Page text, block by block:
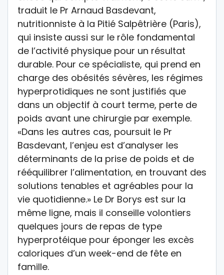
traduit le Pr Arnaud Basdevant,
nutritionniste à la Pitié Salpêtrière (Paris),
qui insiste aussi sur le rôle fondamental
de l’activité physique pour un résultat
durable. Pour ce spécialiste, qui prend en
charge des obésités sévères, les régimes
hyperprotidiques ne sont justifiés que
dans un objectif à court terme, perte de
poids avant une chirurgie par exemple.
«Dans les autres cas, poursuit le Pr
Basdevant, l’enjeu est d’analyser les
déterminants de la prise de poids et de
rééquilibrer l’alimentation, en trouvant des
solutions tenables et agréables pour la
vie quotidienne.» Le Dr Borys est sur la
même ligne, mais il conseille volontiers
quelques jours de repas de type
hyperprotéique pour éponger les excès
caloriques d’un week-end de fête en
famille.